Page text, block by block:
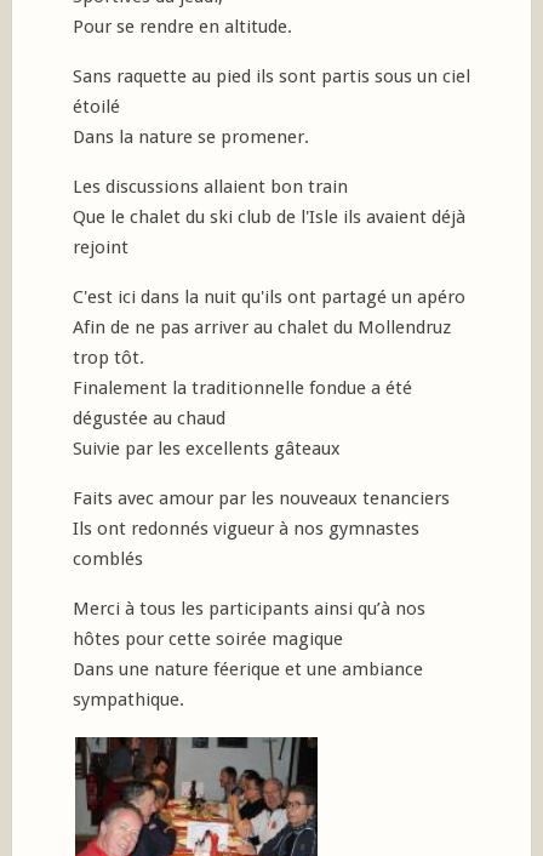
Pour se rendre en altitude.
Sans raquette au pied ils sont partis sous un ciel
étoilé
Dans la nature se promener.
Les discussions allaient bon train
Que le chalet du ski club de l'Isle ils avaient déjà
rejoint
C'est ici dans la nuit qu'ils ont partagé un apéro
Afin de ne pas arriver au chalet du Mollendruz
trop tôt.
Finalement la traditionnelle fondue a été
dégustée au chaud
Suivie par les excellents gâteaux
Faits avec amour par les nouveaux tenanciers
Ils ont redonnés vigueur à nos gymnastes
comblés
Merci à tous les participants ainsi qu’à nos
hôtes pour cette soirée magique
Dans une nature féerique et une ambiance
sympathique.